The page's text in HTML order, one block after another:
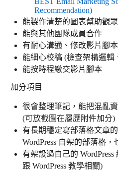
Recommendation)
能製作清楚的圖表幫助觀
能與其他團隊成員合作
有耐心溝通、修改影片腳本
能細心校稿 (檢查架構邏輯
能按時程繳交影片腳本
加分項目
很會整理筆記，能把混亂
(可放截圖在履歷附件加分)
有長期穩定寫部落格文章
WordPress 自架的部落格
有架設過自己的
跟 WordPress 教學相關)